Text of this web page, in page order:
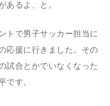
あるよ、と。
トで男子サッカー担当に
応援に行きました。その
試合とかでいなくなった
です。